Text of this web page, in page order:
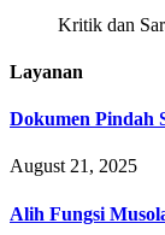
Kritik dan
Layanan
Dokumen Pindah
August 21, 2025
Alih Fungsi